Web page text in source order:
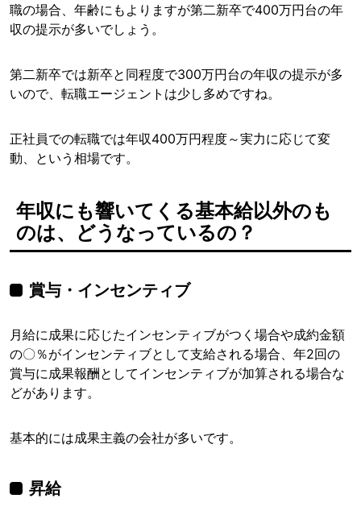
職の場合、年齢にもよりますが第二新卒で400万円台の年
収の提示が多いでしょう。
第二新卒では新卒と同程度で300万円台の年収の提示が多
いので、転職エージェントは少し多めですね。
正社員での転職では年収400万円程度～実力に応じて変
動、という相場です。
年収にも響いてくる基本給以外のも
のは、どうなっているの？
賞与・インセンティブ
月給に成果に応じたインセンティブがつく場合や成約金額
の〇％がインセンティブとして支給される場合、年2回の
賞与に成果報酬としてインセンティブが加算される場合な
どがあります。
基本的には成果主義の会社が多いです。
昇給